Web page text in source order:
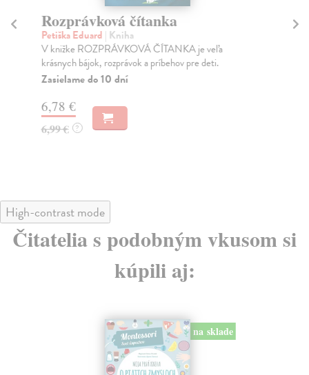
Rozprávková čítanka
Petiška Eduard | Kniha
V knižke ROZPRÁVKOVÁ ČÍTANKA je veľa
krásnych bájok, rozprávok a príbehov pre deti.
Zasielame do 10 dní
6,78 €
6,99 € ?
High-contrast mode
Čitatelia s podobným vkusom si
kúpili aj:
na sklade